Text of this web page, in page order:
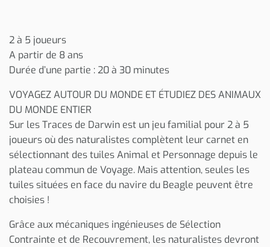
2 à 5 joueurs
A partir de 8 ans
Durée d’une partie : 20 à 30 minutes
VOYAGEZ AUTOUR DU MONDE ET ÉTUDIEZ DES ANIMAUX
DU MONDE ENTIER
Sur les Traces de Darwin est un jeu familial pour 2 à 5
joueurs où des naturalistes complètent leur carnet en
sélectionnant des tuiles Animal et Personnage depuis le
plateau commun de Voyage. Mais attention, seules les
tuiles situées en face du navire du Beagle peuvent être
choisies !
Grâce aux mécaniques ingénieuses de Sélection
Contrainte et de Recouvrement, les naturalistes devront